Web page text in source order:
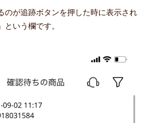
が追跡ボタンを押した時に表示され
という欄です。